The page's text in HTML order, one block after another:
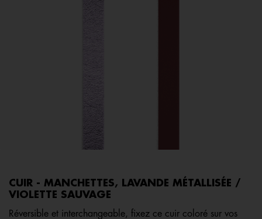
CUIR - MANCHETTES, LAVANDE MÉTALLISÉE /
VIOLETTE SAUVAGE
Réversible et interchangeable, fixez ce cuir coloré sur vos